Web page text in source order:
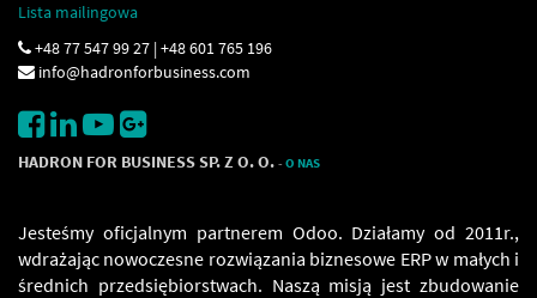
Lista mailingowa
+48 77 547 99 27 | +48 601 765 196
info@hadronforbusiness.com
HADRON FOR BUSINESS SP. Z O. O. - O NAS
Jesteśmy oficjalnym partnerem Odoo. Działamy od 2011r.,
wdrażając nowoczesne rozwiązania biznesowe ERP w małych i
średnich przedsiębiorstwach. Naszą misją jest zbudowanie